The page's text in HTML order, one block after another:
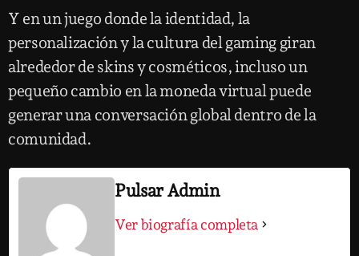
Y en un juego donde la identidad, la
personalización y la cultura del gaming giran
alrededor de skins y cosméticos, incluso un
pequeño cambio en la moneda virtual puede
generar una conversación global dentro de la
comunidad.
Pulsar Admin
Ver biografía completa